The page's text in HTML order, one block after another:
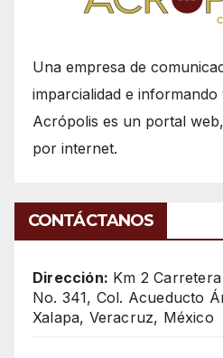
Una empresa de
imparcialidad e informando
Acrópolis es un portal
por internet.
CONTÁCTANOS
Dirección: Km 2
No. 341, Col. Acueducto
Xalapa, Veracruz, México